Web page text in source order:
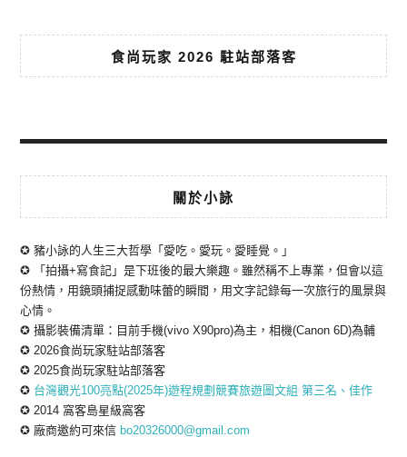
食尚玩家 2026 駐站部落客
關於小詠
✪ 豬小詠的人生三大哲學「愛吃。愛玩。愛睡覺。」
✪ 「拍攝+寫食記」是下班後的最大樂趣。雖然稱不上專業，但會以這
份熱情，用鏡頭捕捉感動味蕾的瞬間，用文字記錄每一次旅行的風景與
心情。
✪ 攝影裝備清單：目前手機(vivo X90pro)為主，相機(Canon 6D)為輔
✪ 2026食尚玩家駐站部落客
✪ 2025食尚玩家駐站部落客
✪ 台灣觀光100亮點(2025年)遊程規劃競賽旅遊圖文組 第三名、佳作
✪ 2014 窩客島星級窩客
✪ 廠商邀約可來信 bo20326000@gmail.com